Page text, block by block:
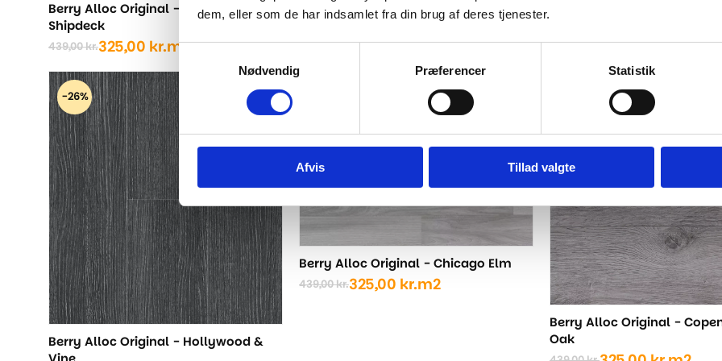
dem, eller som de har indsamlet fra din brug af deres tjenester.
Nødvendig
Præferencer Statistik
Afvis Tillad valgte
Berry Alloc Original - Light Oak
Shipdeck
439,00kr.
Den
oprindelige
pris
var:
439,00 kr..
325,00 kr.
Den
aktuelle
pris
er:
325,00 kr..
m2
-26%
Berry Alloc Original - Hollywood &
Berry Alloc Original - Chicago Elm
439,00kr.
Den
325,00 kr.
Den
m2
Berry Alloc Original -
Oak